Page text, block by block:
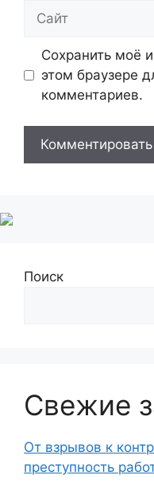
Сайт
Сохранить моё
этом браузере
комментариев.
Поиск
Свежие
От взрывов к
преступность